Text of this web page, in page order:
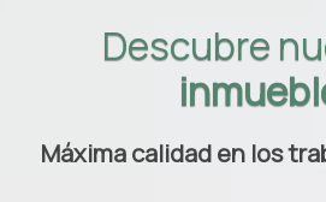
Descubre
Máxima calidad en los